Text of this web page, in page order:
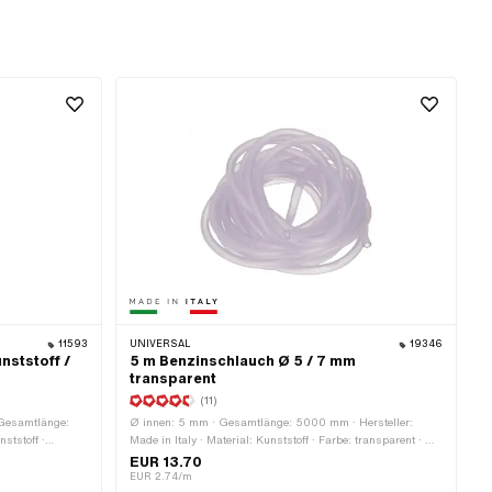
11593
/
·
UNIVERSAL 19346
5 m Benzinschlauch Ø 5 / 7 mm
transparent
(11)
Ø innen: 5 mm · Gesamtlänge: 5000 mm · Hersteller:
Made in Italy · Material: Kunststoff · Farbe: transparent · Ø
aussen: 7 mm
EUR 13.70
EUR 2.74/m